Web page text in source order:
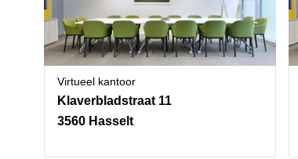
Virtueel kantoor
Klaverbladstraat 11
3560 Hasselt